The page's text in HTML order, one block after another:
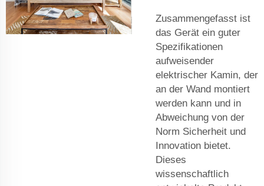
Zusammengefasst ist
das Gerät ein guter
Spezifikationen
aufweisender
elektrischer Kamin, der
an der Wand montiert
werden kann und in
Abweichung von der
Norm Sicherheit und
Innovation bietet.
Dieses
wissenschaftlich